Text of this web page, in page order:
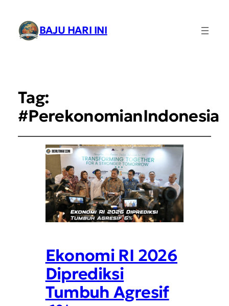
BAJU HARI INI
Tag:
#PerekonomianIndonesia
Ekonomi RI 2026
Diprediksi
Tumbuh Agresif